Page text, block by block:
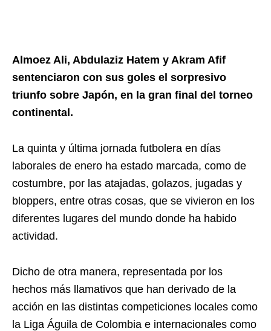
Almoez Ali, Abdulaziz Hatem y Akram Afif
sentenciaron con sus goles el sorpresivo
triunfo sobre Japón, en la gran final del torneo
continental.
La quinta y última jornada futbolera en días
laborales de enero ha estado marcada, como de
costumbre, por las atajadas, golazos, jugadas y
bloppers, entre otras cosas, que se vivieron en los
diferentes lugares del mundo donde ha habido
actividad.
Dicho de otra manera, representada por los
hechos más llamativos que han derivado de la
acción en las distintas competiciones locales como
la Liga Águila de Colombia e internacionales como